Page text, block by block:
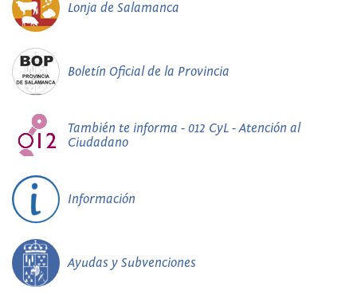
Lonja de Salamanca
Boletín Oficial de la Provincia
También te informa - 012 CyL - Atención al
Ciudadano
Información
Ayudas y Subvenciones